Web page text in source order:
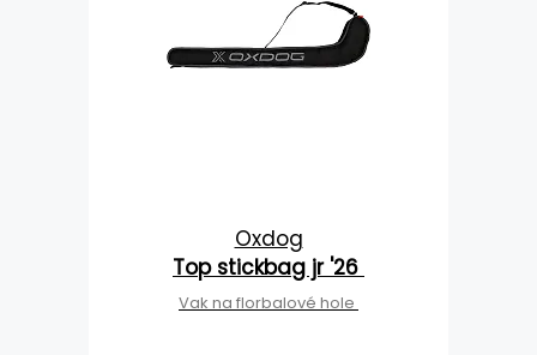
Oxdog
Top stickbag jr '26
Vak na florbalové hole